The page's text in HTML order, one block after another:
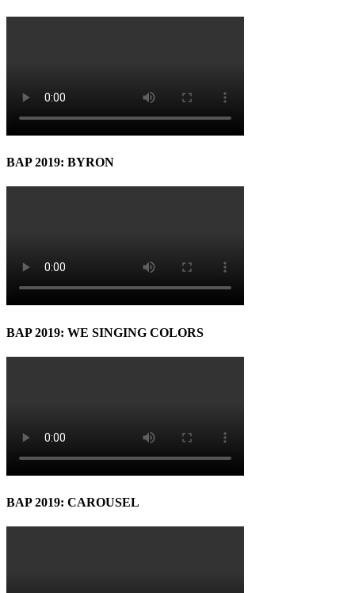
BAP 2019: BYRON
BAP 2019: WE SINGING COLORS
BAP 2019: CAROUSEL